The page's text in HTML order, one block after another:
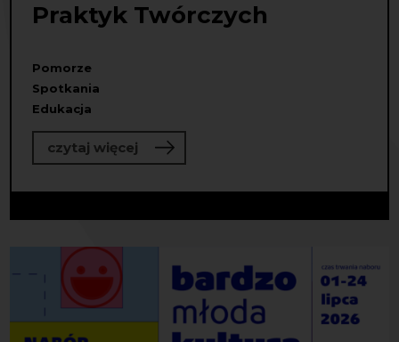
Praktyk Twórczych
Pomorze
Spotkania
Edukacja
czytaj więcejo Ruszyła Letnia Szkoła Praktyk